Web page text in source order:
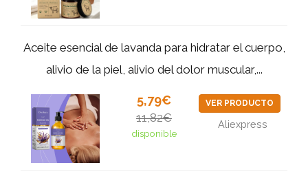
Aceite esencial de lavanda para hidratar el cuerpo,
alivio de la piel, alivio del dolor muscular,...
5,79€
11,82€
disponible
VER PRODUCTO
Aliexpress